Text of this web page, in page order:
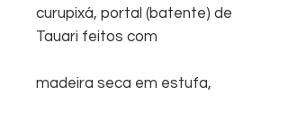
curupixá, portal (batente) de
Tauari feitos com
madeira seca em estufa,